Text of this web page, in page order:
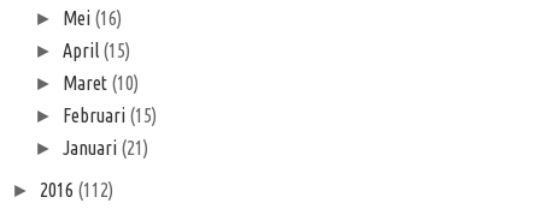
► Mei (16)
►April (15)
► Maret (10)
► Februari (15)
►Januari (21)
► 2016 (112)